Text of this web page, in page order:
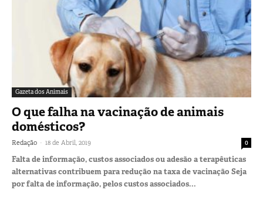
Gazeta dos Animais
O que falha na vacinação de animais
domésticos?
Redação - 18 de Abril, 2019 0
Falta de informação, custos associados ou adesão a terapêuticas
alternativas contribuem para redução na taxa de vacinação Seja
por falta de informação, pelos custos associados...